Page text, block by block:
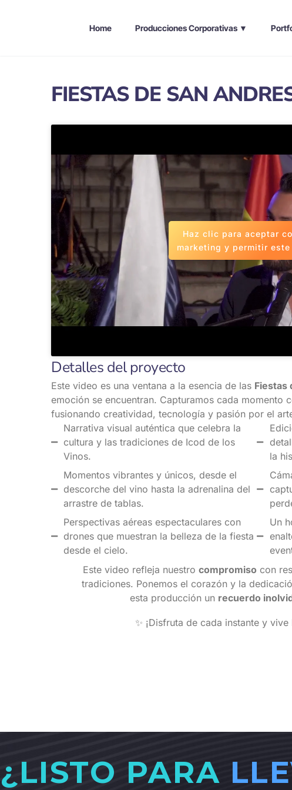
Home Producciones Corporativas ▼
FIESTAS DE SAN
Haz clic para aceptar
marketing y permitir
Detalles del proyecto
Este video es una ventana a la esencia de las Fiestas
emoción se encuentran. Capturamos cada momento
fusionando creatividad, tecnología y pasión por el
Narrativa visual auténtica que celebra la
cultura y las tradiciones de Icod de los
Vinos.
Momentos vibrantes y únicos, desde el
descorche del vino hasta la adrenalina del
arrastre de tablas.
Perspectivas aéreas espectaculares con
drones que muestran la belleza de la fiesta
desde el cielo.
la
Un
Este video refleja nuestrocompromiso con
tradiciones. Ponemos el corazón y la
esta producción un recuerdo
✨ ¡Disfruta de cada instante y
¿LISTO PARA